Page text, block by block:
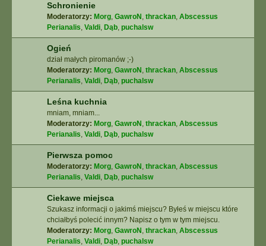
Schronienie
Moderatorzy: Morg, GawroN , thrackan, Abscessus
Perianalis, Valdi, Dąb, puchalsw
Ogień
dział małych piromanów ;-)
Moderatorzy: Morg, GawroN , thrackan, Abscessus
Perianalis, Valdi, Dąb, puchalsw
Leśna kuchnia
mniam, mniam...
Moderatorzy: Morg, GawroN , thrackan, Abscessus
Perianalis, Valdi, Dąb, puchalsw
Pierwsza pomoc
Moderatorzy: Morg, GawroN , thrackan, Abscessus
Perianalis, Valdi, Dąb, puchalsw
Ciekawe miejsca
Szukasz informacji o jakimś miejscu? Byłeś w miejscu które
chciałbyś polecić innym? Napisz o tym w tym miejscu.
Moderatorzy: Morg, GawroN , thrackan, Abscessus
Perianalis, Valdi, Dąb, puchalsw